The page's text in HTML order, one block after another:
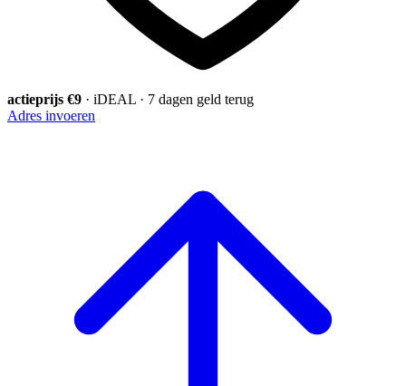
actieprijs €9 · iDEAL · 7 dagen geld terug
Adres invoeren